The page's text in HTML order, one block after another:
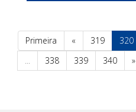
Primeira « 319 320
338 339 340 »